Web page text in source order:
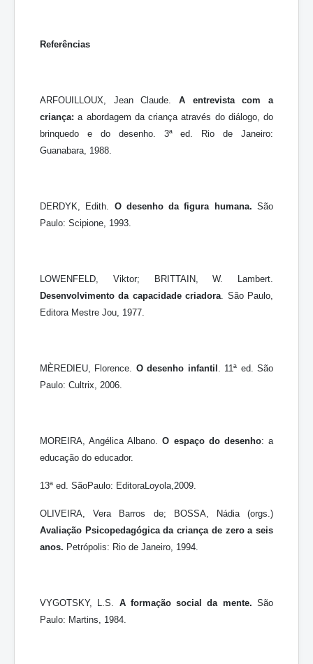
Referências
ARFOUILLOUX, Jean Claude. A entrevista com a
criança: a abordagem da criança através do diálogo, do
brinquedo e do desenho. 3ª ed. Rio de Janeiro:
Guanabara, 1988.
DERDYK, Edith. O desenho da figura humana.São
Paulo: Scipione, 1993.
LOWENFELD, Viktor; BRITTAIN, W. Lambert.
Desenvolvimento da capacidade criadora . São Paulo,
Editora Mestre Jou, 1977.
MÈREDIEU, Florence. O desenho infantil . 11ª ed. São
Paulo: Cultrix, 2006.
MOREIRA, Angélica Albano.O espaço do desenho: a
educação do educador.
13ª ed. SãoPaulo: EditoraLoyola,2009.
OLIVEIRA, Vera Barros de; BOSSA, Nádia (orgs.)
Avaliação Psicopedagógica da criança de zero a seis
anos. Petrópolis: Rio de Janeiro, 1994.
VYGOTSKY, L.S. A formação social da mente. São
Paulo: Martins, 1984.